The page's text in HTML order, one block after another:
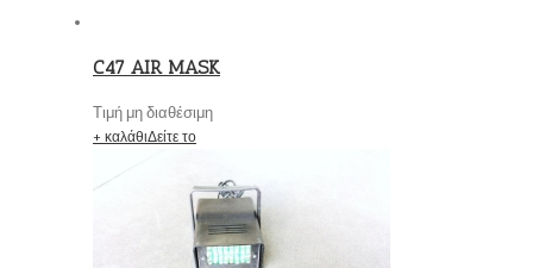
C47 AIR MASK
Τιμή μη διαθέσιμη
+ καλάθιΔείτε το